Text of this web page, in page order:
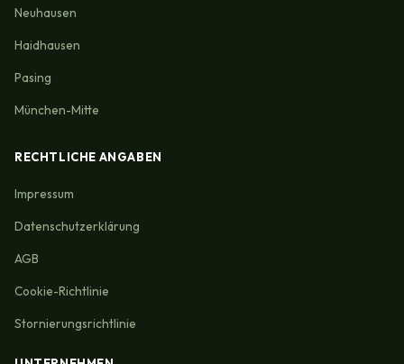
Neuhausen
Haidhausen
Pasing
München-Mitte
RECHTLICHE ANGABEN
Impressum
Datenschutzerklärung
AGB
Cookie-Richtlinie
Stornierungsrichtlinie